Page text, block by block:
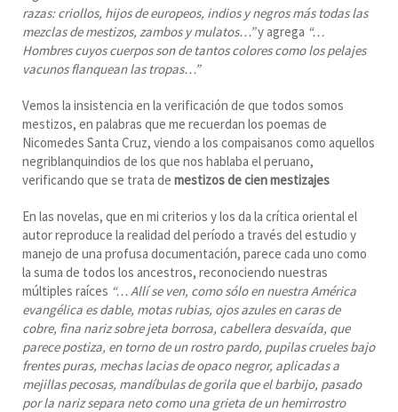
razas: criollos, hijos de europeos, indios y negros más todas las
mezclas de mestizos, zambos y mulatos…”y agrega “…
Hombres cuyos cuerpos son de tantos colores como los pelajes
vacunos flanquean las tropas…”
Vemos la insistencia en la verificación de que todos somos
mestizos, en palabras que me recuerdan los poemas de
Nicomedes Santa Cruz, viendo a los compaisanos como aquellos
negriblanquindios de los que nos hablaba el peruano,
verificando que se trata de mestizos de cien mestizajes
En las novelas, que en mi criterios y los da la crítica oriental el
autor reproduce la realidad del período a través del estudio y
manejo de una profusa documentación, parece cada uno como
la suma de todos los ancestros, reconociendo nuestras
múltiples raíces “… Allí se ven, como sólo en nuestra América
evangélica es dable, motas rubias, ojos azules en caras de
cobre, fina nariz sobre jeta borrosa, cabellera desvaída, que
parece postiza, en torno de un rostro pardo, pupilas crueles bajo
frentes puras, mechas lacias de opaco negror, aplicadas a
mejillas pecosas, mandíbulas de gorila que el barbijo, pasado
por la nariz separa neto como una grieta de un hemirrostro